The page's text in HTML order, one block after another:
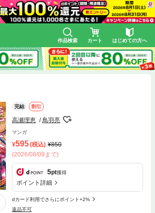
作品検索 カート はじめての方へ
完結 割引
高瀬理恵 鳥羽亮
マンガ
595(税込)
850
(2026/08/09まで)
5pt獲得
ポイント詳細
dカード利用でさらにポイント+2%
返品不可